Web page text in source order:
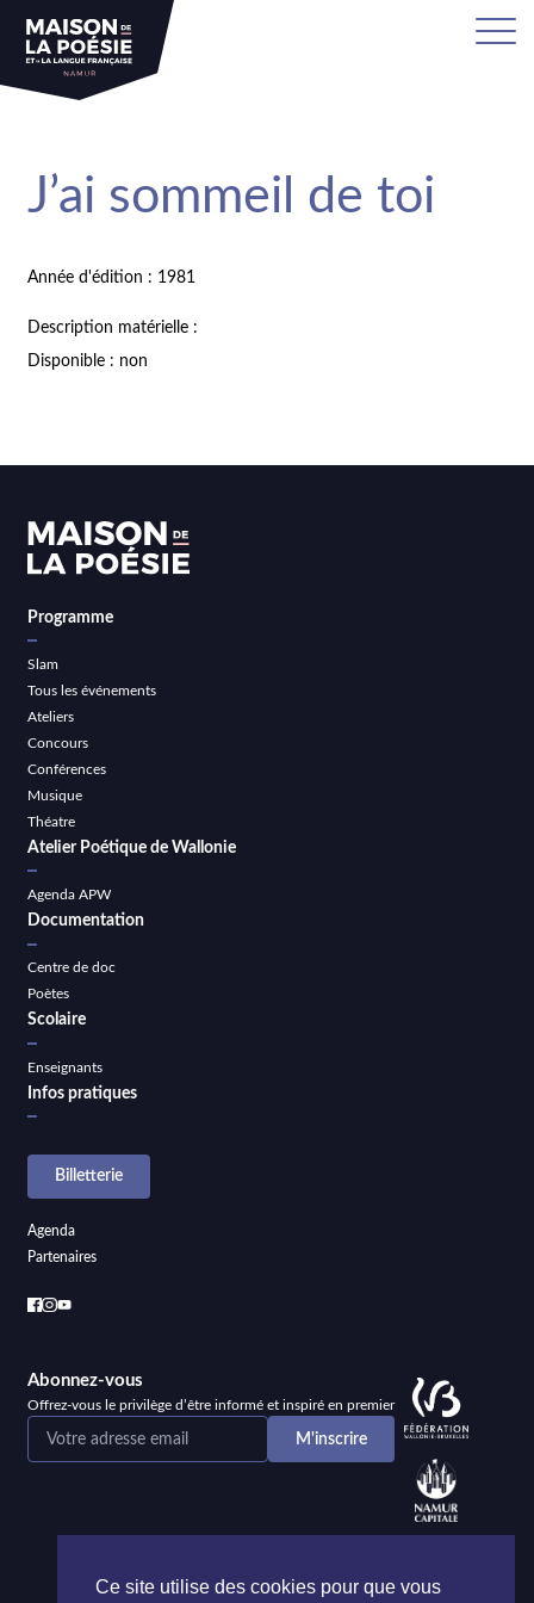
J’ai sommeil de toi
Année d'édition : 1981
Description matérielle :
Disponible : non
Programme
Slam
Tous les événements
Ateliers
Concours
Conférences
Musique
Théatre
Atelier Poétique de Wallonie
Agenda APW
Documentation
Centre de doc
Poètes
Scolaire
Enseignants
Infos pratiques
Billetterie
Agenda
Partenaires
Abonnez-vous
Offrez-vous le privilège d’être informé et inspiré en premier
Ce site utilise des cookies pour que vous